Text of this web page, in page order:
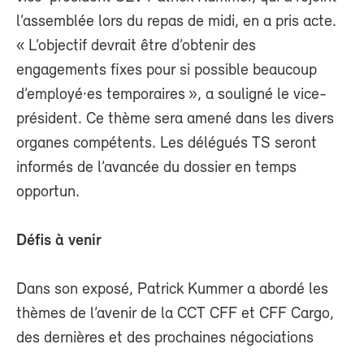
l’assemblée lors du repas de midi, en a pris acte.
« L’objectif devrait être d’obtenir des
engagements fixes pour si possible beaucoup
d’employé·es temporaires », a souligné le vice-
président. Ce thème sera amené dans les divers
organes compétents. Les délégués TS seront
informés de l’avancée du dossier en temps
opportun.
Défis à venir
Dans son exposé, Patrick Kummer a abordé les
thèmes de l’avenir de la CCT CFF et CFF Cargo,
des dernières et des prochaines négociations